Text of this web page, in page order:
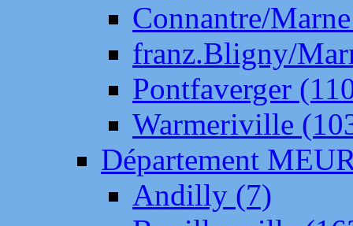
Connantre/
franz.Bligny/
Pontfaverger
Warmeriville
Département
Andilly (7)